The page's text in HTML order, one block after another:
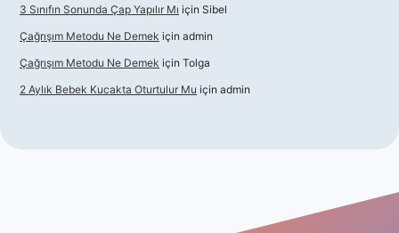
3 Sınıfın Sonunda Çap Yapılır Mı için Sibel
Çağrışım Metodu Ne Demek için admin
Çağrışım Metodu Ne Demek için Tolga
2 Aylık Bebek Kucakta Oturtulur Mu için admin